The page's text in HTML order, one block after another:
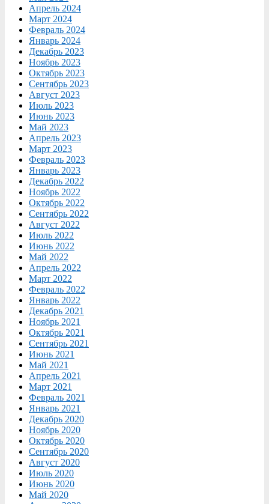
Апрель 2024
Март 2024
Февраль 2024
Январь 2024
Декабрь 2023
Ноябрь 2023
Октябрь 2023
Сентябрь 2023
Август 2023
Июль 2023
Июнь 2023
Май 2023
Апрель 2023
Март 2023
Февраль 2023
Январь 2023
Декабрь 2022
Ноябрь 2022
Октябрь 2022
Сентябрь 2022
Август 2022
Июль 2022
Июнь 2022
Май 2022
Апрель 2022
Март 2022
Февраль 2022
Январь 2022
Декабрь 2021
Ноябрь 2021
Октябрь 2021
Сентябрь 2021
Июнь 2021
Май 2021
Апрель 2021
Март 2021
Февраль 2021
Январь 2021
Декабрь 2020
Ноябрь 2020
Октябрь 2020
Сентябрь 2020
Август 2020
Июль 2020
Июнь 2020
Май 2020